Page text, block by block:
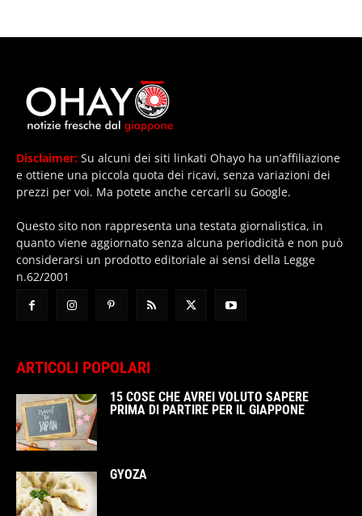
Disclaimer: Su alcuni dei siti linkati Ohayo ha un’affiliazione
e ottiene una piccola quota dei ricavi, senza variazioni dei
prezzi per voi. Ma potete anche cercarli su Google.
Questo sito non rappresenta una testata giornalistica, in
quanto viene aggiornato senza alcuna periodicità e non può
considerarsi un prodotto editoriale ai sensi della Legge
n.62/2001
ARTICOLI POPOLARI
15 COSE CHE AVREI VOLUTO SAPERE
PRIMA DI PARTIRE PER IL GIAPPONE
GYOZA